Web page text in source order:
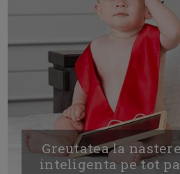
Greutatea la
inteligenta pe tot